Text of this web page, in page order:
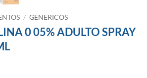
/ GENERICOS
0 05% ADULTO SPRAY